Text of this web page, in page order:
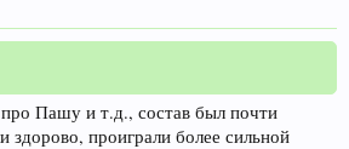
Пашу и т.д., состав был почти
здорово, проиграли более сильной